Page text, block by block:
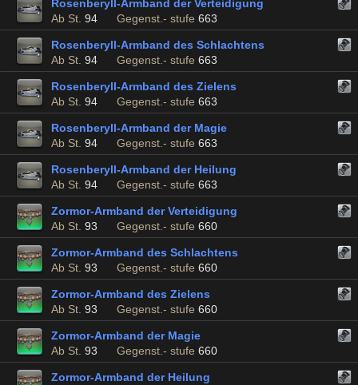
Rosenberyll-Armband der Verteidigung
Ab St. 94 Gegenst.- stufe 663
Rosenberyll-Armband des Schlachtens
Ab St. 94 Gegenst.- stufe 663
Rosenberyll-Armband des Zielens
Ab St. 94 Gegenst.- stufe 663
Rosenberyll-Armband der Magie
Ab St. 94 Gegenst.- stufe 663
Rosenberyll-Armband der Heilung
Ab St. 94 Gegenst.- stufe 663
Zormor-Armband der Verteidigung
Ab St. 93 Gegenst.- stufe 660
Zormor-Armband des Schlachtens
Ab St. 93 Gegenst.- stufe 660
Zormor-Armband des Zielens
Ab St. 93 Gegenst.- stufe 660
Zormor-Armband der Magie
Ab St. 93 Gegenst.- stufe 660
Zormor-Armband der Heilung